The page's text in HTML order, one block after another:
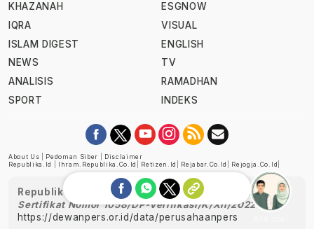
KHAZANAH
IQRA
ISLAM DIGEST
NEWS
ANALISIS
SPORT
ESGNOW
VISUAL
ENGLISH
TV
RAMADHAN
INDEKS
About Us Pedoman Siber
Disclaimer
Republika.id
Ihram.republika.co.id Retizen.id Rejabar.co.id Rejogja.co.id
Republika telah diverifikasi oleh Dewan Pers
Sertifikat Nomor 1058/DP-Verifikasi/K/XII/2022
https://dewanpers.or.id/data/perusahaanpers